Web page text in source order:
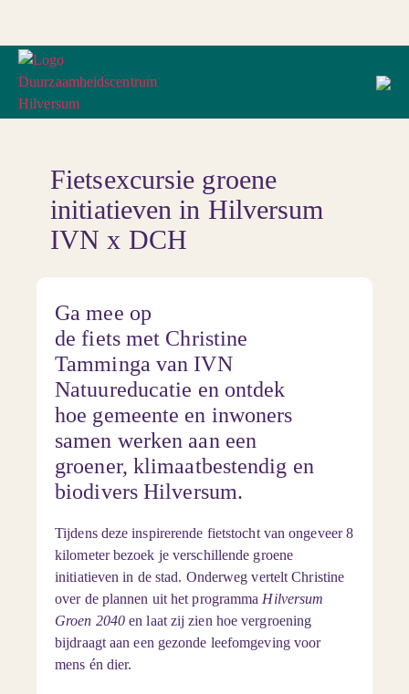
Fietsexcursie groene
initiatieven in Hilversum
IVN x DCH
Ga mee op
defietsmet Christine
Tamminga van IVN
Natuureducatie en ontdek
hoe gemeente en inwoners
samen werken aan een
groener, klimaatbestendig en
biodivers Hilversum.
Tijdens deze inspirerende fietstocht van ongeveer 8
kilometer bezoek je verschillende groene
initiatieven in de stad. Onderweg vertelt Christine
over de plannen uit het programma Hilversum
Groen 2040 en laat zij zien hoe vergroening
bijdraagt aan een gezonde leefomgeving voor
mens én dier.